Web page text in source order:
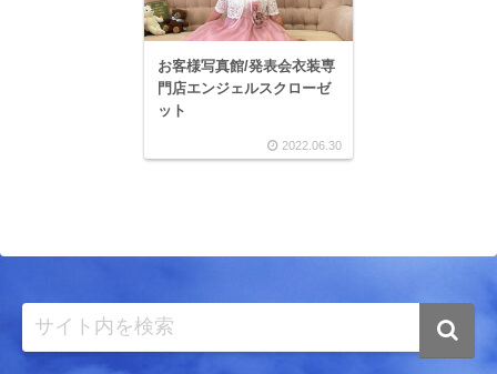
お客様写真館/発表会衣装専
門店エンジェルスクローゼ
ット
2022.06.30